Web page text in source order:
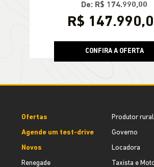
De: R$ 174.990,00
R$
CONFIRA A OFERTA
Ofertas
Agende um test-drive
Novos
Renegade
Produtor rural
Governo
Locadora
Taxista e